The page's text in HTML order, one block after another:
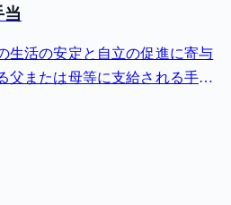
当
生活の安定と自立の促進に寄与
父または母等に支給される手